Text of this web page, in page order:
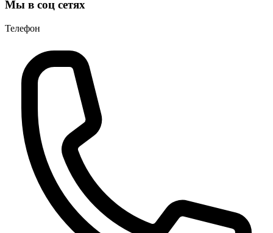
Мы в соц сетях
Телефон